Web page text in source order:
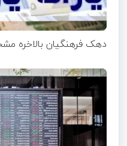
دهک فرهنگیان بالاخره